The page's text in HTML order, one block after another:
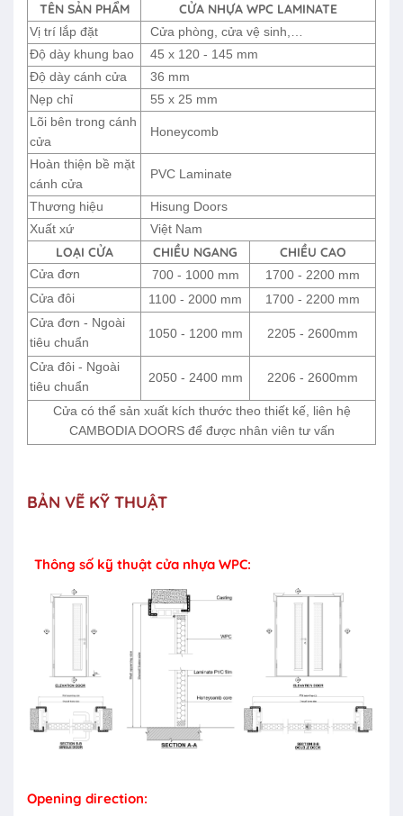
TÊN SẢN PHẨM CỬA NHỰA WPC LAMINATE
Vị trí lắp đặt
Cửa phòng, cửa vệ sinh,…
Độ dày khung bao
45 x 120 - 145 mm
Độ dày cánh cửa
36 mm
Nẹp chỉ
55 x 25 mm
Lõi bên trong cánh
cửa
Honeycomb
Hoàn thiện bề mặt
cánh cửa
PVC Laminate
Thương hiệu
Hisung Doors
Xuất xứ
Việt Nam
LOẠI CỬA CHIỀU NGANG CHIỀU CAO
Cửa đơn 700 - 1000 mm
1700 - 2200 mm
Cửa đôi
1100 - 2000 mm
1700 - 2200 mm
Cửa đơn - Ngoài
tiêu chuẩn
1050 - 1200 mm 2205 - 2600mm
Cửa đôi - Ngoài
tiêu chuẩn
2050 - 2400 mm 2206 - 2600mm
Cửa có thể sản xuất kích thước theo thiết kế, liên hệ
CAMBODIA DOORS để được nhân viên tư vấn
BẢN VẼ KỸ THUẬT
Thông số kỹ thuật cửa nhựa WPC:
Opening direction: